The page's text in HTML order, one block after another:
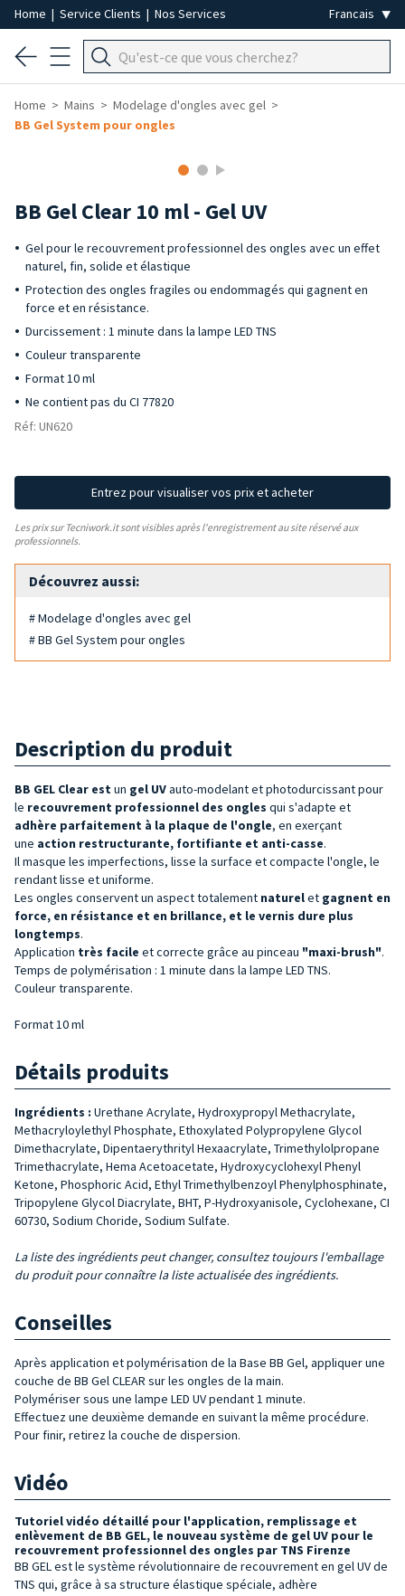
Home | Service Clients | Nos Services
Home Mains
Modelage d'ongles avec gel
BB Gel System pour ongles
BB Gel Clear 10 ml - Gel UV
Gel pour le recouvrement professionnel des ongles avec un effet
naturel, fin, solide et élastique
Protection des ongles fragiles ou endommagés qui gagnent en
force et en résistance.
Durcissement : 1 minute dans la lampe LED TNS
Couleur transparente
Format 10 ml
Ne contient pas du CI 77820
Réf: UN620
Entrez pour visualiser vos prix et acheter
Les prix sur Tecniwork.it sont visibles après l'enregistrement au site réservé aux
professionnels.
Découvrez aussi:
# Modelage d'ongles avec gel
# BB Gel System pour ongles
Description du produit
BB GEL Clear est un gel UVauto-modelant et photodurcissant pour
le recouvrement professionnel des ongles qui s'adapte et
adhère parfaitement à la plaque de l'ongle, en exerçant
une action restructurante, fortifiante et anti-casse.
Il masque les imperfections, lisse la surface et compacte l'ongle, le
rendant lisse et uniforme.
Les ongles conservent un aspect totalement naturelet gagnent en
force, en résistance et en brillance, et le vernis dure plus
longtemps.
Application très facile et correcte grâce au pinceau "maxi-brush".
Temps de polymérisation : 1 minute dans la lampe LED TNS.
Couleur transparente.
Format 10 ml
Détails produits
Ingrédients : Urethane Acrylate, Hydroxypropyl Methacrylate,
Methacryloylethyl Phosphate, Ethoxylated Polypropylene Glycol
Dimethacrylate, Dipentaerythrityl Hexaacrylate, Trimethylolpropane
Trimethacrylate, Hema Acetoacetate, Hydroxycyclohexyl Phenyl
Ketone, Phosphoric Acid, Ethyl Trimethylbenzoyl Phenylphosphinate,
Tripopylene Glycol Diacrylate, BHT, P-Hydroxyanisole, Cyclohexane, CI
60730, Sodium Choride, Sodium Sulfate.
La liste des ingrédients peut changer, consultez toujours l'emballage
du produit pour connaître la liste actualisée des ingrédients.
Conseilles
Après application et polymérisation de la Base BB Gel, appliquer une
couche de BB Gel CLEAR sur les ongles de la main.
Polymériser sous une lampe LED UV pendant 1 minute.
Effectuez une deuxième demande en suivant la même procédure.
Pour finir, retirez la couche de dispersion.
Vidéo
Tutoriel vidéo détaillé pour l'application, remplissage et
enlèvement de BB GEL, le nouveau système de gel UV pour le
recouvrement professionnel des ongles par TNS Firenze
BB GEL est le système révolutionnaire de recouvrement en gel UV de
TNS qui, grâce à sa structure élastique spéciale, adhère